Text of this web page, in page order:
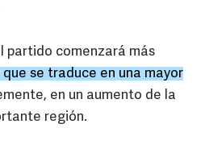
partido comenzará más
que se traduce en una mayor
en un aumento de la
región.